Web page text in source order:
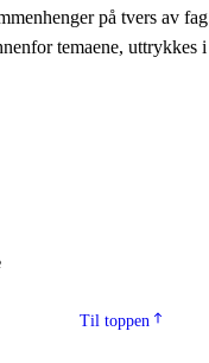
temaer
og livsmestring
på tvers av
temaene, uttrykkes
Til toppen